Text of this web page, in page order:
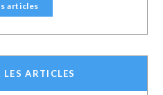
articles
ARTICLES